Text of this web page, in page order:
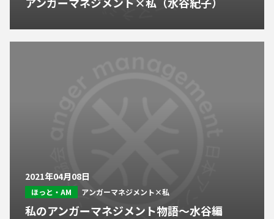
2021年04月08日
ほっと・AM アンガーマネジメント×私
私のアンガーマネジメント物語～水谷編